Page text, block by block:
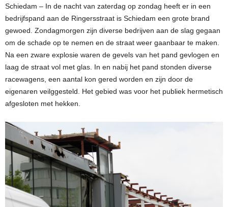
Schiedam – In de nacht van zaterdag op zondag heeft er in een
bedrijfspand aan de Ringersstraat is Schiedam een grote brand
gewoed. Zondagmorgen zijn diverse bedrijven aan de slag gegaan
om de schade op te nemen en de straat weer gaanbaar te maken.
Na een zware explosie waren de gevels van het pand gevlogen en
laag de straat vol met glas. In en nabij het pand stonden diverse
racewagens, een aantal kon gered worden en zijn door de
eigenaren veilggesteld. Het gebied was voor het publiek hermetisch
afgesloten met hekken.